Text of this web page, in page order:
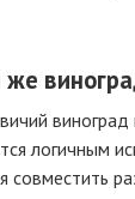
виноград
логичным
совместить